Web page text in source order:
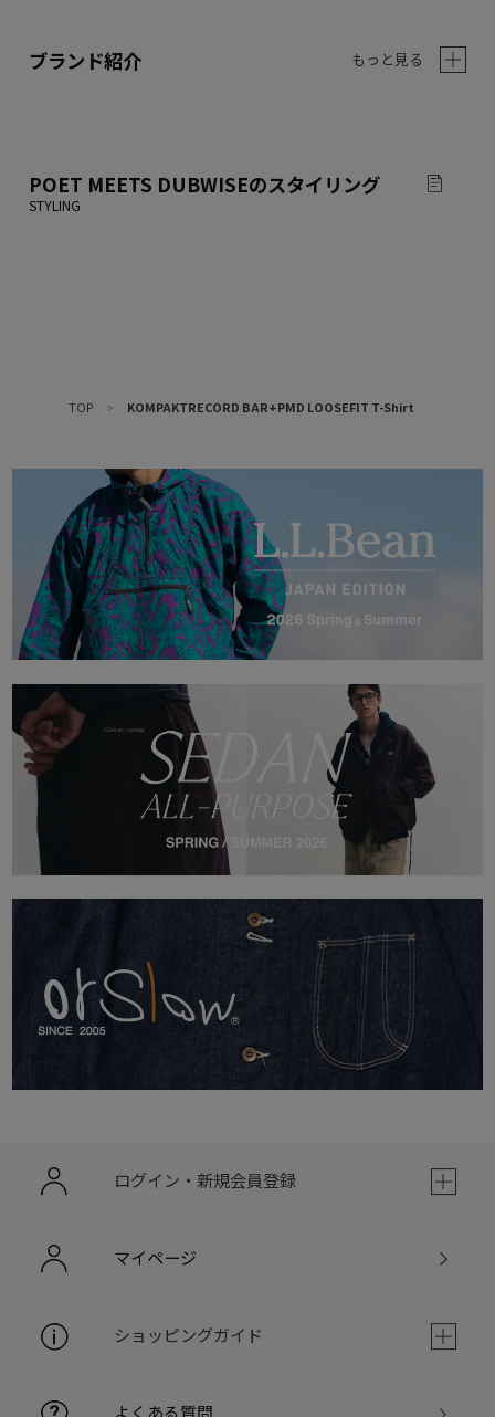
ブランド紹介 もっと見る
POET MEETS DUBWISEのスタイリング
TOP > KOMPAKTRECORD BAR+PMD LOOSEFIT T-Shirt
ログイン・新規会員登録
マイページ
ショッピングガイド